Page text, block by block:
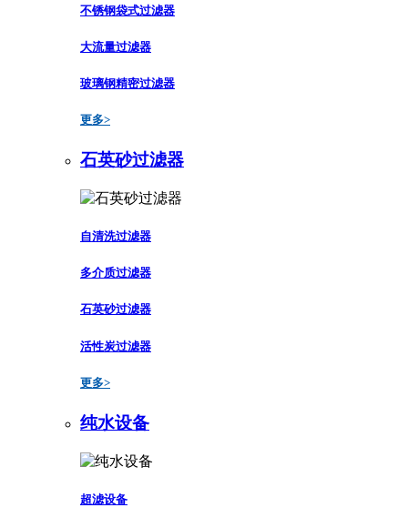
不锈钢袋式过滤器
大流量过滤器
玻璃钢精密过滤器
更多>
石英砂过滤器
自清洗过滤器
多介质过滤器
石英砂过滤器
活性炭过滤器
更多>
纯水设备
超滤设备